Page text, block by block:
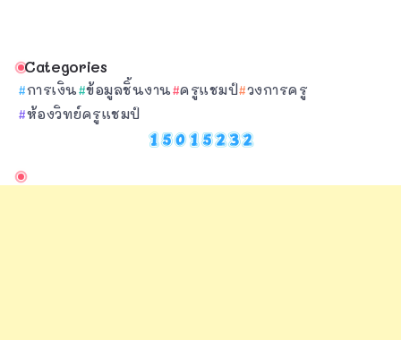
Categories
การเงิน ข้อมูลชิ้นงาน ครูแชมป์ วงการครู
ห้องวิทย์ครูแชมป์